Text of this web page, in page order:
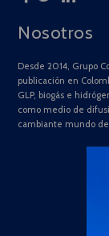
Nosotros
Desde 2014, Grupo
publicación en
GLP, biogás e
como medio de
cambiante mundo